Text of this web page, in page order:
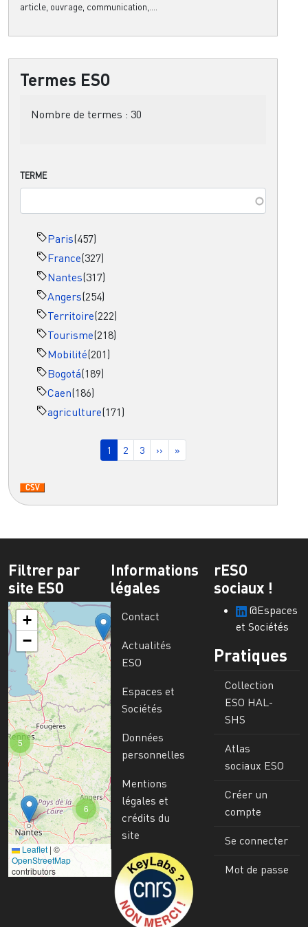
article, ouvrage, communication,....
Termes ESO
Nombre de termes : 30
TERME
Paris(457)
France(327)
Nantes(317)
Angers(254)
Territoire(222)
Tourisme(218)
Mobilité(201)
Bogotá(189)
Caen(186)
agriculture(171)
Page courante
1 Page
2 Page
3 Page suivante
›› Dernière page
»
Filtrer par
site ESO
6
5
+
−
Leaflet | ©
OpenStreetMap
contributors
Informations
légales
Contact
Actualités
ESO
Espaces et
Sociétés
Données
personnelles
Mentions
légales et
crédits du
site
Image
rESO
sociaux !
@Espaces
et Sociétés
Pratiques
Collection
ESO HAL-
SHS
Atlas
sociaux ESO
Créer un
compte
Se connecter
Mot de passe